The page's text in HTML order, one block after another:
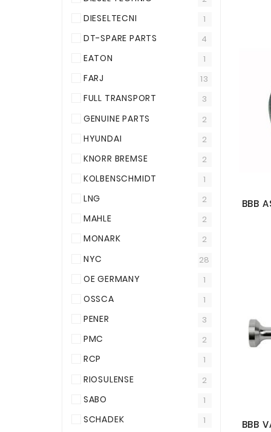
DIESELTECNI 1
DT-SPARE PARTS 4
EATON 1
FARJ 13
FULL TRANSPORT 3
GENUINE PARTS 2
HYUNDAI 2
KNORR BREMSE 2
KOLBENSCHMIDT 1
LNG 2
MAHLE 2
MONARK 2
NYC 28
OE GERMANY 1
OSSCA 1
PENER 3
PMC 2
RCP 1
RIOSULENSE 2
SABO 1
SCHADEK 1